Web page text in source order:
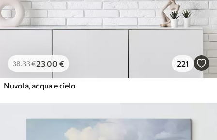
38.33€23.00 € 221
Nuvola, acqua e cielo